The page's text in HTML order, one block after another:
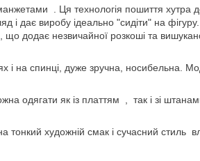
. Ця технологія пошиття хутра
і дає виробу ідеально "сидіти" на
що додає незвичайної розкоші та
і на спинці, дуже зручна, носибельна.
одягати як із платтям , так і зі
тонкий художній смак і сучасний стиль